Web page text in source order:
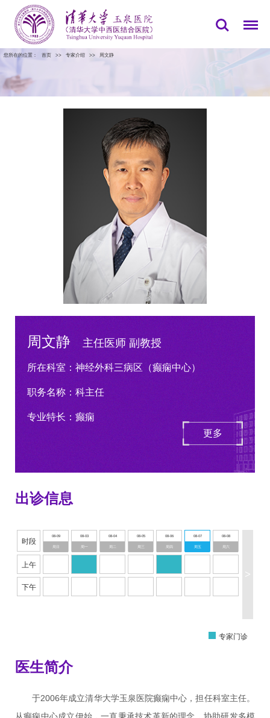
您所在的位置： 首页 >> 专家介绍 >> 周文静
周文静 主任医师 副教授
所在科室： 神经外科三病区（癫痫中心）
职务名称： 科主任
专业特长：癫痫
更多
出诊信息
时段
上午
下午
08-09
周日
08-03
周一
08-04
周二
08-05
周三
08-06
周四
08-07
周五
08-08
周六
>
专家门诊
医生简介
于2006年成立清华大学玉泉医院癫痫中心，担任科室主任。